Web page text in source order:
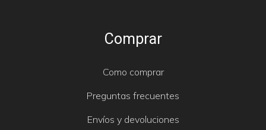
Comprar
Como comprar
Preguntas frecuentes
Envíos y devoluciones